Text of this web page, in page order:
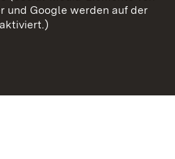
und Google werden auf der